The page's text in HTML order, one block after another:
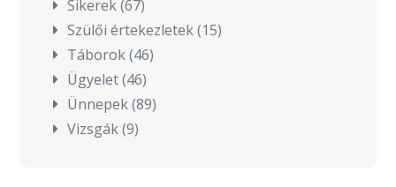
Sikerek(67)
Szülői értekezletek(15)
Táborok(46)
Ügyelet(46)
Ünnepek(89)
Vizsgák(9)